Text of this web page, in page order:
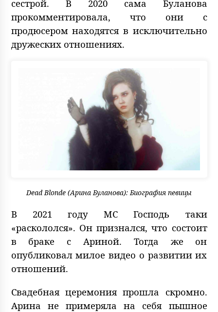
сестрой. В 2020 сама Буланова
прокомментировала, что они с
продюсером находятся в исключительно
дружеских отношениях.
Dead Blonde (Арина Буланова): Биография певицы
В 2021 году MC Господь таки
«раскололся». Он признался, что состоит
в браке с Ариной. Тогда же он
опубликовал милое видео о развитии их
отношений.
Свадебная церемония прошла скромно.
Арина не примеряла на себя пышное